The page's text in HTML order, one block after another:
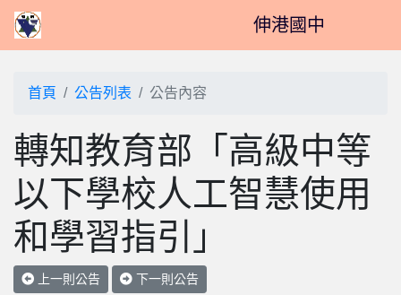
伸港國中
首頁 公告列表 公告內容
轉知教育部「高級中等
以下學校人工智慧使用
和學習指引」
上一則公告 下一則公告